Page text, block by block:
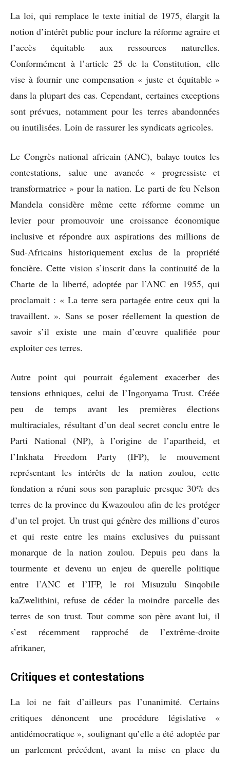
La loi, qui remplace le texte initial de 1975, élargit la
notion d’intérêt public pour inclure la réforme agraire et
l’accès équitable aux ressources naturelles.
Conformément à l’article 25 de la Constitution, elle
vise à fournir une compensation « juste et équitable »
dans la plupart des cas. Cependant, certaines exceptions
sont prévues, notamment pour les terres abandonnées
ou inutilisées. Loin de rassurer les syndicats agricoles.
Le Congrès national africain (ANC), balaye toutes les
contestations, salue une avancée « progressiste et
transformatrice » pour la nation. Le parti de feu Nelson
Mandela considère même cette réforme comme un
levier pour promouvoir une croissance économique
inclusive et répondre aux aspirations des millions de
Sud-Africains historiquement exclus de la propriété
foncière. Cette vision s’inscrit dans la continuité de la
Charte de la liberté, adoptée par l’ANC en 1955, qui
proclamait : « La terre sera partagée entre ceux qui la
travaillent. ». Sans se poser réellement la question de
savoir s’il existe une main d’œuvre qualifiée pour
exploiter ces terres.
Autre point qui pourrait également exacerber des
tensions ethniques, celui de l’Ingonyama Trust. Créée
peu de temps avant les premières élections
multiraciales, résultant d’un deal secret conclu entre le
Parti National (NP), à l’origine de l’apartheid, et
l’Inkhata Freedom Party (IFP), le mouvement
représentant les intérêts de la nation zoulou, cette
fondation a réuni sous son parapluie presque 30% des
terres de la province du Kwazoulou afin de les protéger
d’un tel projet. Un trust qui génère des millions d’euros
et qui reste entre les mains exclusives du puissant
monarque de la nation zoulou. Depuis peu dans la
tourmente et devenu un enjeu de querelle politique
entre l’ANC et l’IFP, le roi Misuzulu Sinqobile
kaZwelithini, refuse de céder la moindre parcelle des
terres de son trust. Tout comme son père avant lui, il
s’est récemment rapproché de l’extrême-droite
afrikaner,
Critiques et contestations
La loi ne fait d’ailleurs pas l’unanimité. Certains
critiques dénoncent une procédure législative «
antidémocratique », soulignant qu’elle a été adoptée par
un parlement précédent, avant la mise en place du